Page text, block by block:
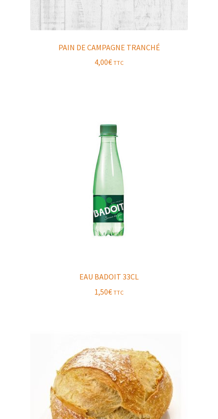
PAIN DE CAMPAGNE TRANCHÉ
4,00€ TTC
EAU BADOIT 33CL
1,50€ TTC